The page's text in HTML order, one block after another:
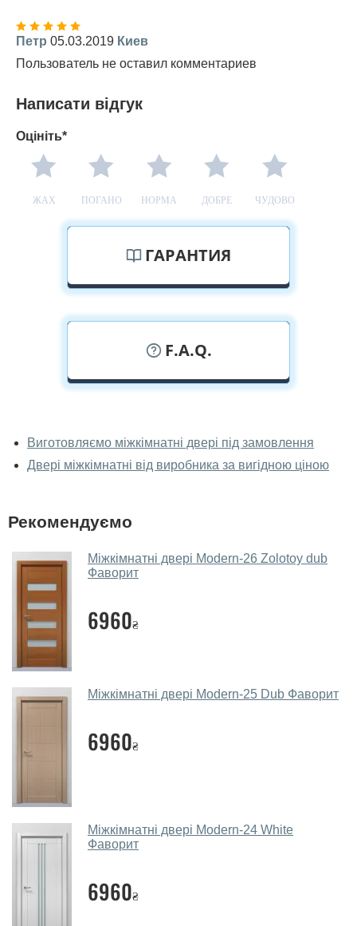
Петр 05.03.2019 Киев
Пользователь не оставил комментариев
Написати відгук
Оцініть*
ЖАХ ПОГАНО НОРМА ДОБРЕ ЧУДОВО
ГАРАНТИЯ
F.A.Q.
двері фаворит наживо?
Так, можна подивитися міжкімнатні двері фаворит у
У вас великий магазин?
дверей.
міжкімнатні двері фаворит?
Так. Ми консультуємо покупців
месенджери, онлайн-чат або безпосередньо в нашому
салоні-магазині.
ваших міжкімнатних дверей?
накладками товщиною 20 мм. Завдяки такій товщині
МДФ, вся конструкція виходить дуже міцною та
надійною.
порадите?
Виготовляємо міжкімнатні двері під замовлення
Двері міжкімнатні від виробника за вигідною ціною
Рекомендуємо
Міжкімнатні двері Modern-26 Zolotoy dub
Фаворит
6960₴
Міжкімнатні двері Modern-25 Dub Фаворит
6960₴
Міжкімнатні двері Modern-24 White
Фаворит
6960₴